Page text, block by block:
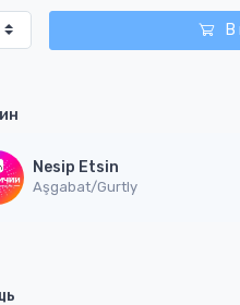
В
Nesip Etsin
Aşgabat/Gurtly